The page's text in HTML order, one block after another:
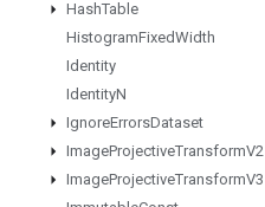
HashTable
HistogramFixedWidth
Identity
IdentityN
IgnoreErrorsDataset
ImageProjectiveTransformV2
ImageProjectiveTransformV3